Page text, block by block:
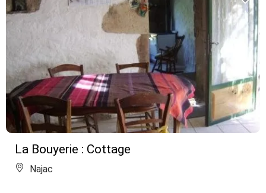
La Bouyerie : Cottage
Najac